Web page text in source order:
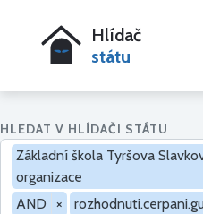
Hlídač
státu
HLEDAT V HLÍDAČI STÁTU
Základní škola Tyršova
organizace
AND ×